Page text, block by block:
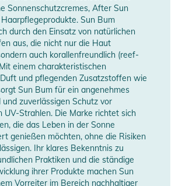
Sonnenschutzcremes, After Sun
Sun Bum
durch den Einsatz von natürlichen
aus, die nicht nur die Haut
auch korallenfreundlich (reef-
einem charakteristischen
und pflegenden Zusatzstoffen wie
Sun Bum für ein angenehmes
zuverlässigen Schutz vor
UV-Strahlen. Die Marke richtet sich
die das Leben in der Sonne
genießen möchten, ohne die Risiken
Ihr klares Bekenntnis zu
Praktiken und die ständige
ihrer Produkte machen Sun
Vorreiter im Bereich nachhaltiger